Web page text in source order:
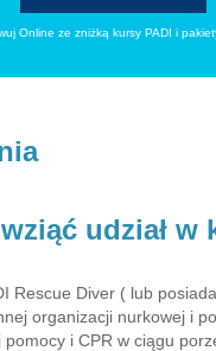
Online ze zniżką kursy PADI i
udział w
Rescue Diver ( lub
organizacji nurkowej i
i CPR w ciągu